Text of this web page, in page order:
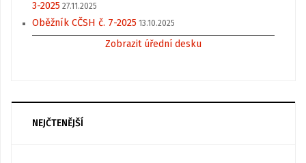
3-2025 27.11.2025
Oběžník CČSH č. 7-2025 13.10.2025
Zobrazit úřední desku
NEJČTENĚJŠÍ